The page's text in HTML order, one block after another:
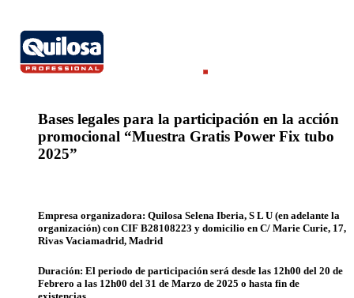
Bases legales para la participación en la acción
promocional “Muestra Gratis Power Fix tubo
2025”
Empresa organizadora: Quilosa Selena Iberia, S L U (en adelante la
organización) con CIF B28108223 y domicilio en C/ Marie Curie, 17,
Rivas Vaciamadrid, Madrid
Duración: El periodo de participación será desde las 12h00 del 20 de
Febrero a las 12h00 del 31 de Marzo de 2025 o hasta fin de